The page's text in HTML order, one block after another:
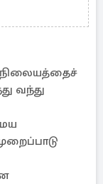
வந்து